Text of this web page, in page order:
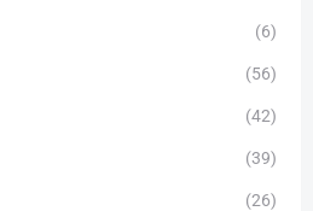
(6)
(56)
(42)
(39)
(26)